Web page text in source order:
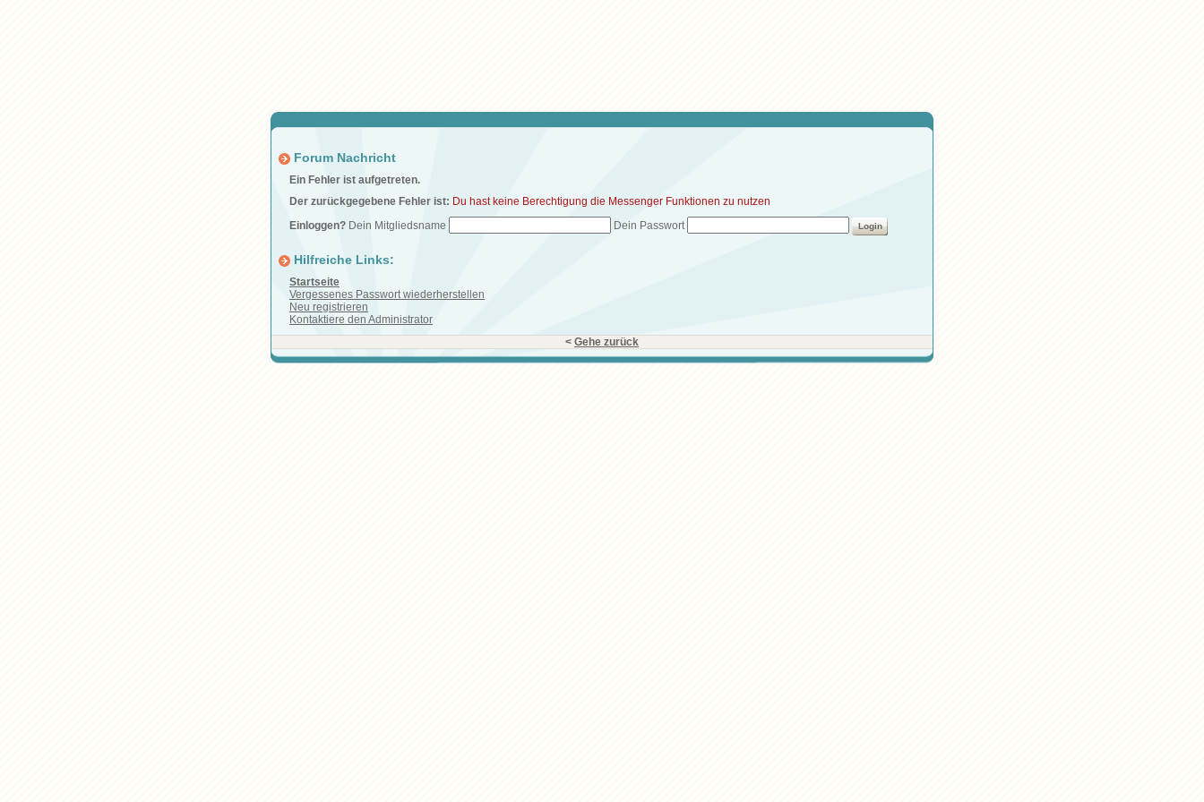
Forum Nachricht
Ein Fehler ist aufgetreten.
Der zurückgegebene Fehler ist: Du hast keine Berechtigung die Messenger Funktionen zu nutzen
Einloggen? Dein Mitgliedsname Dein Passwort
Hilfreiche Links:
Startseite
Vergessenes Passwort wiederherstellen
Neu registrieren
Kontaktiere den Administrator
< Gehe zurück